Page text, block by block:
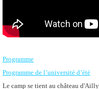
Programme
Programme de l’université d’été
Le camp se tient au château